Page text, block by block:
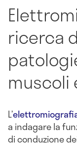
ricerca
muscoli
L’
a indagare la
di conduzione